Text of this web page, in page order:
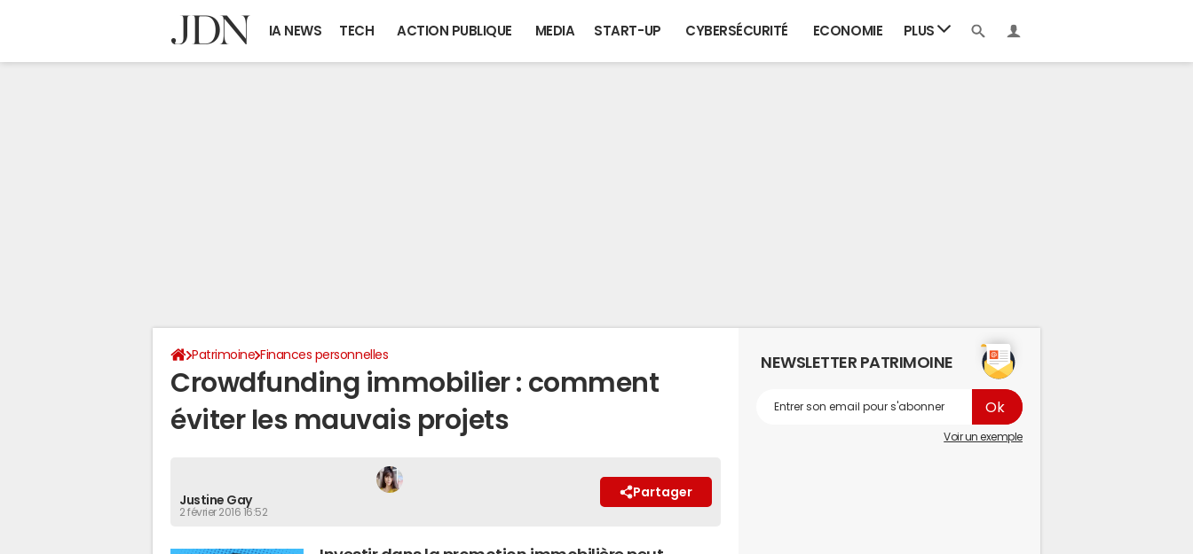
IA NEWS TECH ACTION PUBLIQUE MEDIA START-UP CYBERSÉCURITÉ ECONOMIE PLUS
Patrimoine Finances personnelles
Crowdfunding immobilier : comment
éviter les mauvais projets
Justine Gay
2 février 2016 16:52
Partager
NEWSLETTER PATRIMOINE
Voir un exemple